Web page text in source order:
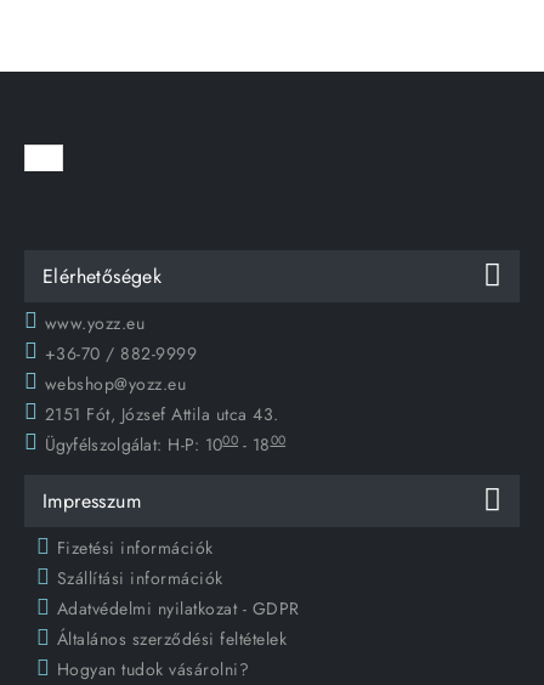
Elérhetőségek
www.yozz.eu
+36-70 / 882-9999
webshop@yozz.eu
2151 Fót, József Attila utca 43.
Ügyfélszolgálat: H-P: 1000 - 1800
Impresszum
Fizetési információk
Szállítási információk
Adatvédelmi nyilatkozat - GDPR
Általános szerződési feltételek
Hogyan tudok vásárolni?